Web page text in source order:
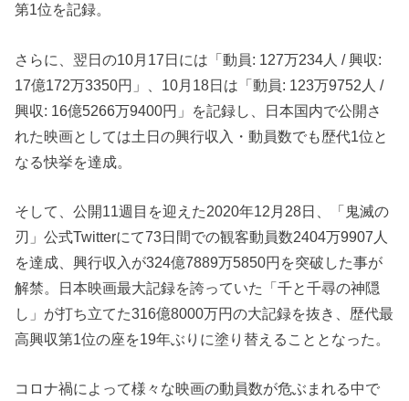
第1位を記録。
さらに、翌日の10月17日には「動員: 127万234人 / 興収:
17億172万3350円」、10月18日は「動員: 123万9752人 /
興収: 16億5266万9400円」を記録し、日本国内で公開さ
れた映画としては土日の興行収入・動員数でも歴代1位と
なる快挙を達成。
そして、公開11週目を迎えた2020年12月28日、「鬼滅の
刃」公式Twitterにて73日間での観客動員数2404万9907人
を達成、興行収入が324億7889万5850円を突破した事が
解禁。日本映画最大記録を誇っていた「千と千尋の神隠
し」が打ち立てた316億8000万円の大記録を抜き、歴代最
高興収第1位の座を19年ぶりに塗り替えることとなった。
コロナ禍によって様々な映画の動員数が危ぶまれる中で